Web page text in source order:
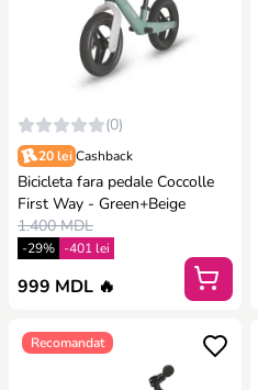
(0)
20 lei Cashback
Bicicleta fara pedale Coccolle
First Way - Green+Beige
1.400 MDL
-29% -401 lei
999 MDL 🔥
Recomandat